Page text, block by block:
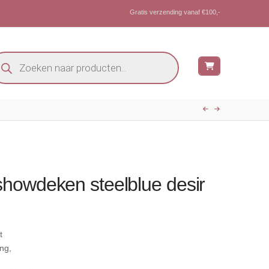
Gratis verzending vanaf €100,-
steelblue desir